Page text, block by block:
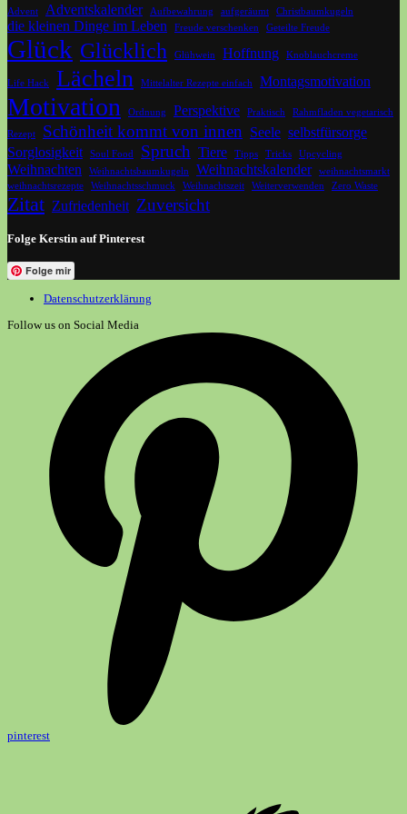
Advent Adventskalender Aufbewahrung aufgeräumt Christbaumkugeln
die kleinen Dinge im Leben Freude verschenken Geteilte Freude
Glück Glücklich Glühwein Hoffnung Knoblauchcreme
Life Hack Lächeln Mittelalter Rezepte einfach Montagsmotivation
Motivation Ordnung Perspektive Praktisch Rahmfladen vegetarisch
Rezept Schönheit kommt von innen Seele selbstfürsorge
Sorglosigkeit
Soul Food Spruch Tiere Tipps Tricks Upcycling
Weihnachten Weihnachtsbaumkugeln Weihnachtskalender
weihnachtsmarkt
weihnachtsrezepte
Weihnachtsschmuck Weihnachtszeit Weiterverwenden Zero Waste
Zitat Zufriedenheit Zuversicht
Folge Kerstin auf Pinterest
Folge mir
Datenschutzerklärung
Follow us on Social Media
pinterest